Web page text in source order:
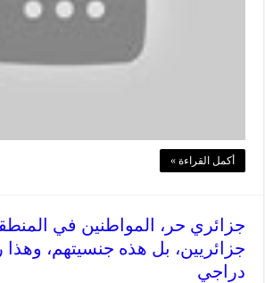
أكمل القراءة »
جزائري حر، المواطنين في
جزائريين، بل هذه جنسيتهم،
دراجي